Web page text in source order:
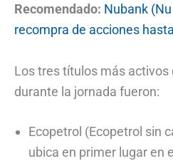
Recomendado: Nubank
recompra de acciones
Los tres títulos más
durante la jornada fueron:
Ecopetrol (Ecopetrol sin
ubica en primer lugar en